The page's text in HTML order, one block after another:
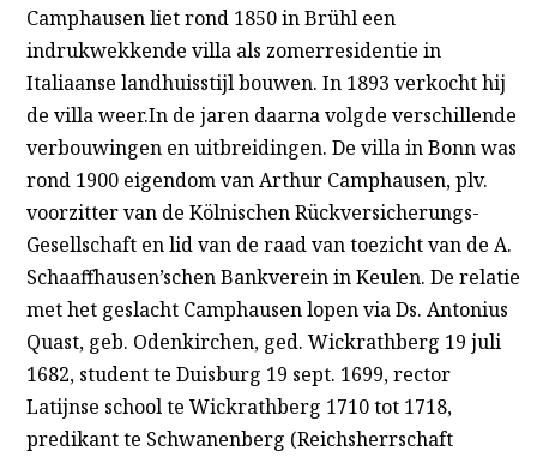
Camphausen liet rond 1850 in Brühl een
indrukwekkende villa als zomerresidentie in
Italiaanse landhuisstijl bouwen. In 1893 verkocht hij
de villa weer.In de jaren daarna volgde verschillende
verbouwingen en uitbreidingen. De villa in Bonn was
rond 1900 eigendom van Arthur Camphausen, plv.
voorzitter van de Kölnischen Rückversicherungs-
Gesellschaft en lid van de raad van toezicht van de A.
Schaaffhausen’schen Bankverein in Keulen. De relatie
met het geslacht Camphausen lopen via Ds. Antonius
Quast, geb. Odenkirchen, ged. Wickrathberg 19 juli
1682, student te Duisburg 19 sept. 1699, rector
Latijnse school te Wickrathberg 1710 tot 1718,
predikant te Schwanenberg (Reichsherrschaft